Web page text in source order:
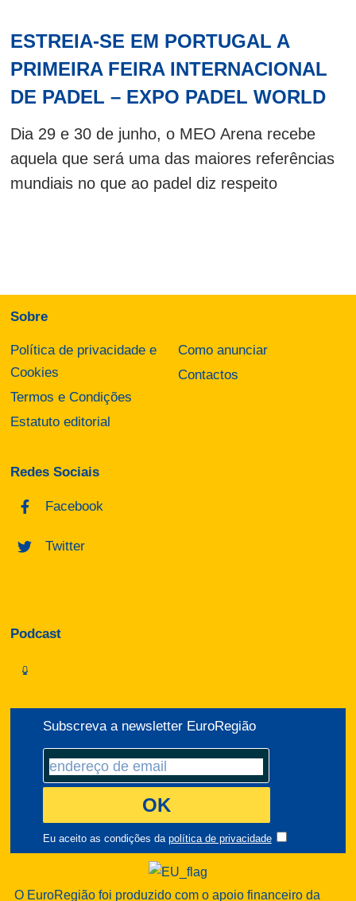
ESTREIA-SE EM PORTUGAL A
PRIMEIRA FEIRA INTERNACIONAL
DE PADEL – EXPO PADEL WORLD
Dia 29 e 30 de junho, o MEO Arena recebe
aquela que será uma das maiores referências
mundiais no que ao padel diz respeito
Sobre
Política de privacidade e
Cookies
Termos e Condições
Estatuto editorial
Como anunciar
Contactos
Redes Sociais
Facebook
Twitter
Podcast
Subscreva a newsletter EuroRegião
Eu aceito as condições da política de privacidade
O EuroRegião foi produzido com o apoio financeiro da